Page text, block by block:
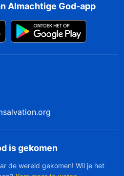
Almachtige God-app
is gekomen
de wereld gekomen! Wil je het